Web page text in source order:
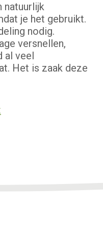
natuurlijk
je het gebruikt.
nodig.
versnellen,
al veel
Het is zaak deze